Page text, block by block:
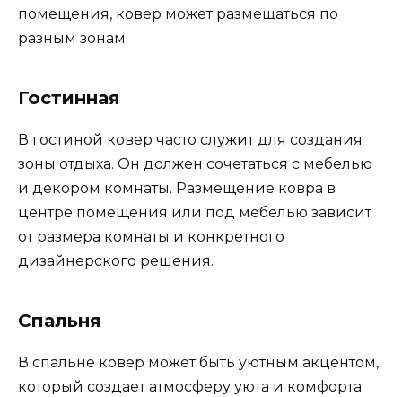
помещения, ковер может размещаться по
разным зонам.
Гостинная
В гостиной ковер часто служит для создания
зоны отдыха. Он должен сочетаться с мебелью
и декором комнаты. Размещение ковра в
центре помещения или под мебелью зависит
от размера комнаты и конкретного
дизайнерского решения.
Спальня
В спальне ковер может быть уютным акцентом,
который создает атмосферу уюта и комфорта.